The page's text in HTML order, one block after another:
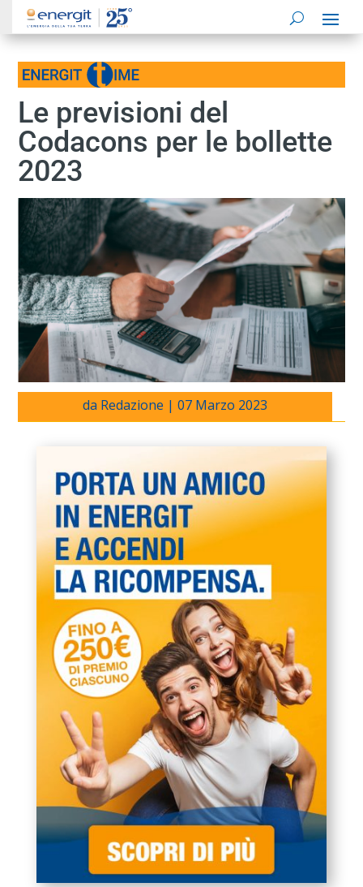
Le previsioni del
Codacons per le bollette
2023
da Redazione |07 Marzo 2023